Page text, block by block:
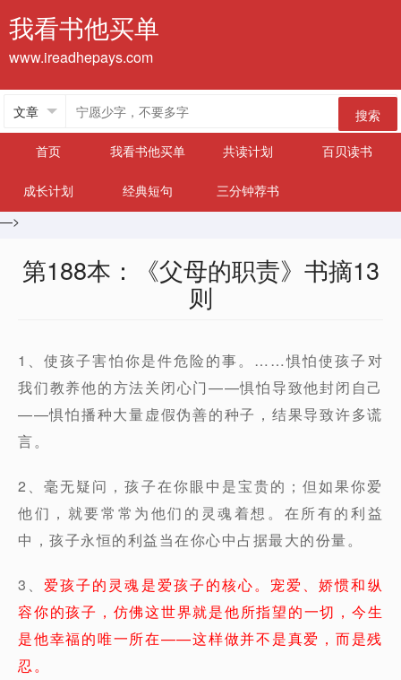
我看书他买单
www.ireadhepays.com
搜索
首页
我看书他买单 共读计划 百贝读书
成长计划 经典短句
三分钟荐书
—>
第188本：《父母的职责》书摘13
则
1、使孩子害怕你是件危险的事。……惧怕使孩子对
我们教养他的方法关闭心门——惧怕导致他封闭自己
——惧怕播种大量虚假伪善的种子，结果导致许多谎
言。
2、毫无疑问，孩子在你眼中是宝贵的；但如果你爱
他们，就要常常为他们的灵魂着想。在所有的利益
中，孩子永恒的利益当在你心中占据最大的份量。
3、爱孩子的灵魂是爱孩子的核心。宠爱、娇惯和纵
容你的孩子，仿佛这世界就是他所指望的一切，今生
是他幸福的唯一所在——这样做并不是真爱，而是残
忍。